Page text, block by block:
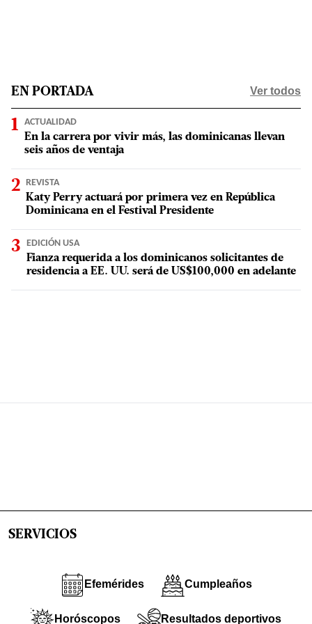
EN PORTADA Ver todos
ACTUALIDAD
En la carrera por vivir más, las dominicanas llevan
seis años de ventaja
REVISTA
Katy Perry actuará por primera vez en República
Dominicana en el Festival Presidente
EDICIÓN USA
Fianza requerida a los dominicanos solicitantes de
residencia a EE. UU. será de US$100,000 en adelante
SERVICIOS
Efemérides Cumpleaños
Horóscopos Resultados deportivos